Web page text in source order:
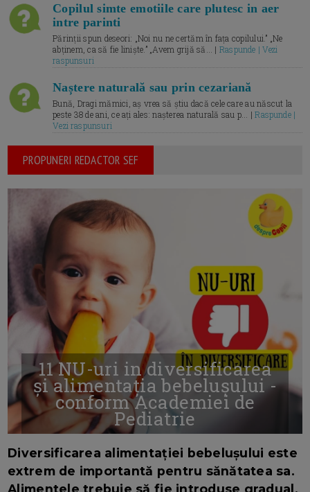
Copilul simte emotiile care plutesc in aer
intre parinti
Părinții spun deseori: „Noi nu ne certăm în fața copilului.” „Ne
abținem, ca să fie liniște.” „Avem grijă să... | Raspunde | Vezi
raspunsuri
Naștere naturală sau prin cezariană
Bună, Dragi mămici, aș vrea să știu dacă cele care au născut la
peste 38 de ani, ce ați ales: nașterea naturală sau p... |Raspunde |
Vezi raspunsuri
PROPUNERI REDACTOR SEF
11 NU-uri in diversificarea
și alimentația bebelușului -
conform Academiei de
Pediatrie
Diversificarea alimentației bebelușului este
extrem de importantă pentru sănătatea sa.
Alimentele trebuie să fie introduse gradual,